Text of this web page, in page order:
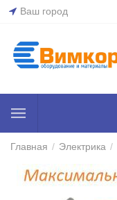
Ваш город
Главная / Электрика /